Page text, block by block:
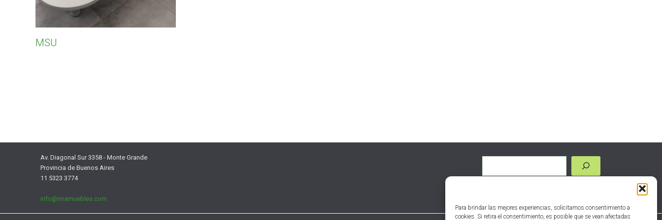
Para brindar las mejores experiencias, solicitamos consentimiento a
cookies. Si retira el consentimiento, es posible que se vean afectadas
MSU
Av. Diagonal Sur 3358 - Monte Grande
Provincia de Buenos Aires
11 5323 3774
info@imamuebles.com